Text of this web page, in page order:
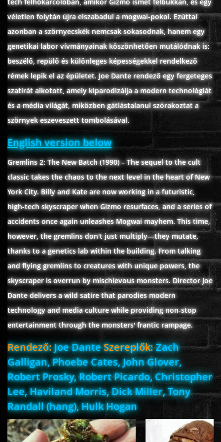
ÉLŐ ADÁSOK (LIVE)
SOROZAT
KARÁCSONYI FILMEK
PC-GAME
www.onlinefilmvilag2.eu,Copyright © 2017-2026 Az oldal nem tárol
semmilyen jogsértő tartalmat. Minden adat külső forrásból származik |
Frissítve: 2026.07.27|Fel ↑
véletlen folytán újra elszabadul a mogwai-pokol. Ezúttal
azonban a szörnyecskék nemcsak sokasodnak, hanem egy
genetikai labor vívmányainak köszönhetően mutálódnak is:
beszélő, repülő és különleges képességekkel rendelkező
rémek lepik el az épületet. Joe Dante rendező egy fergeteges
szatírát alkotott, amely kiparodizálja a modern technológiát
és a média világát, miközben gátlástalanul szórakoztat a
szörnyek eszeveszett tombolásával.
English version below
Gremlins 2: The New Batch (1990) – The sequel to the cult
classic takes the chaos to the next level in the heart of New
York City. Billy and Kate are now working in a futuristic,
high-tech skyscraper when Gizmo resurfaces, and a series of
accidents once again unleashes Mogwai mayhem. This time,
however, the gremlins don't just multiply—they mutate,
thanks to a genetics lab within the building. From talking
and flying gremlins to creatures with unique powers, the
skyscraper is overrun by mischievous monsters. Director Joe
Dante delivers a wild satire that parodies modern
technology and media culture while providing non-stop
entertainment through the monsters' frantic rampage.
Rendező:Joe DanteSzereplők:Zach
Galligan, Phoebe Cates, John Glover,
Robert Prosky, Robert Picardo, Christopher
Lee, Haviland Morris, Dick Miller, Tony
Randall (hang), Hulk Hogan